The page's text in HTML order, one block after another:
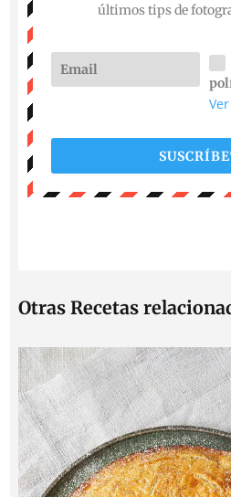
últimos tips de
Ver
Otras Recetas